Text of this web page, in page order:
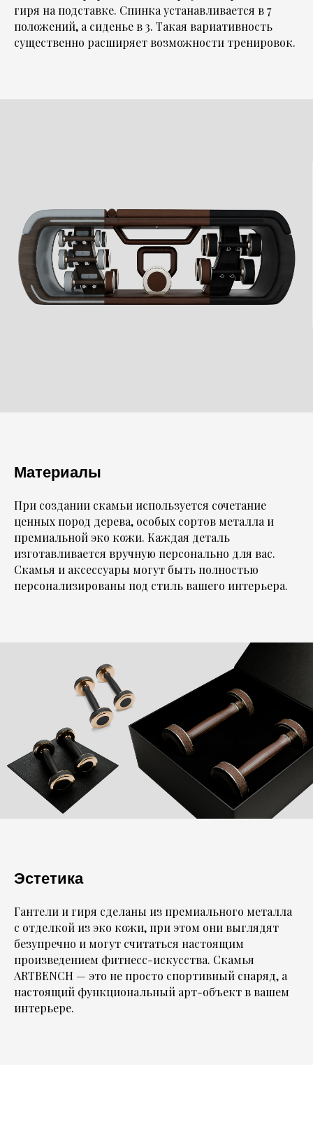
гиря на подставке. Спинка устанавливается в 7
положений, а сиденье в 3. Такая вариативность
существенно расширяет возможности тренировок.
Материалы
При создании скамьи используется сочетание
ценных пород дерева, особых сортов металла и
премиальной эко кожи. Каждая деталь
изготавливается вручную персонально для вас.
Скамья и аксессуары могут быть полностью
персонализированы под стиль вашего интерьера.
Эстетика
Гантели и гиря сделаны из премиального металла
с отделкой из эко кожи, при этом они выглядят
безупречно и могут считаться настоящим
произведением фитнесс-искусства. Скамья
ARTBENCH — это не просто спортивный снаряд, а
настоящий функциональный арт-объект в вашем
интерьере.